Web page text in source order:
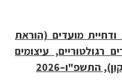
מועדים (הוראת
עיצומים
התשפ"ו–2026